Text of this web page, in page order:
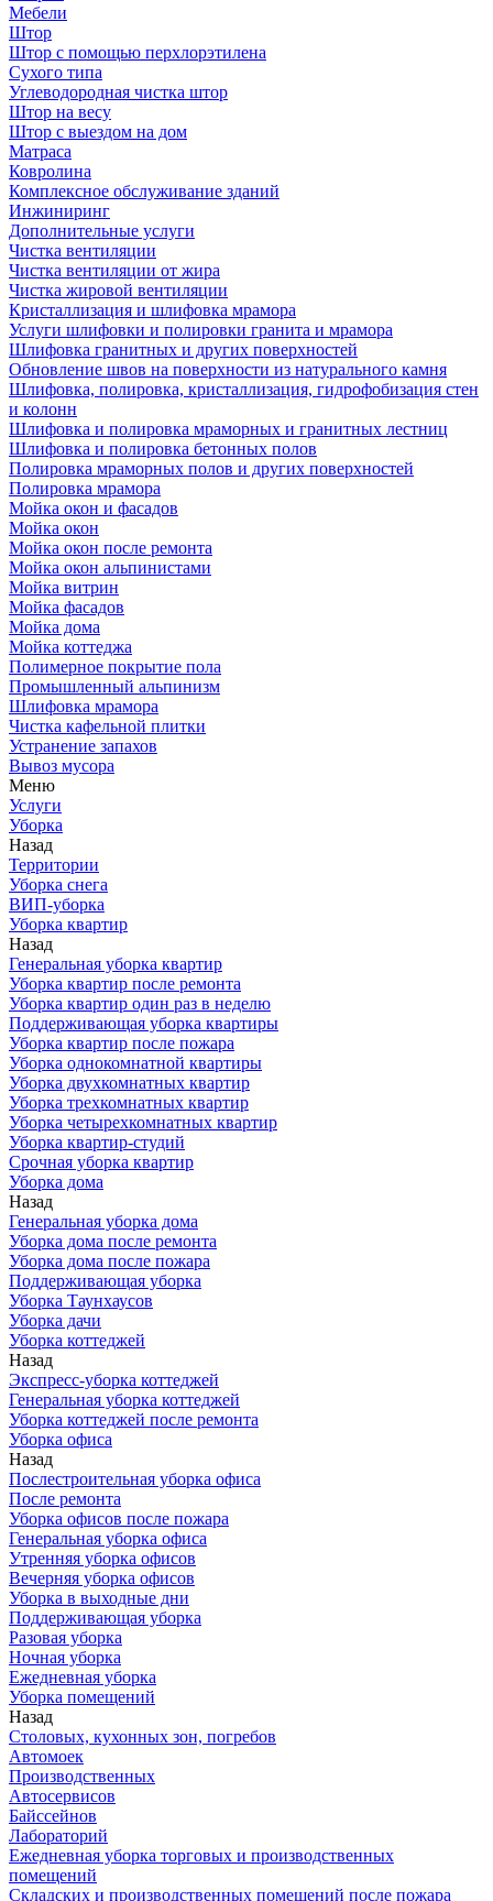
Мебели
Штор
Штор с помощью перхлорэтилена
Сухого типа
Углеводородная чистка штор
Штор на весу
Штор с выездом на дом
Матраса
Ковролина
Комплексное обслуживание зданий
Инжиниринг
Дополнительные услуги
Чистка вентиляции
Чистка вентиляции от жира
Чистка жировой вентиляции
Кристаллизация и шлифовка мрамора
Услуги шлифовки и полировки гранита и мрамора
Шлифовка гранитных и других поверхностей
Обновление швов на поверхности из натурального камня
Шлифовка, полировка, кристаллизация, гидрофобизация стен
и колонн
Шлифовка и полировка мраморных и гранитных лестниц
Шлифовка и полировка бетонных полов
Полировка мраморных полов и других поверхностей
Полировка мрамора
Мойка окон и фасадов
Мойка окон
Мойка окон после ремонта
Мойка окон альпинистами
Мойка витрин
Мойка фасадов
Мойка дома
Мойка коттеджа
Полимерное покрытие пола
Промышленный альпинизм
Шлифовка мрамора
Чистка кафельной плитки
Устранение запахов
Вывоз мусора
Меню
Услуги
Уборка
Назад
Территории
Уборка снега
ВИП-уборка
Уборка квартир
Назад
Генеральная уборка квартир
Уборка квартир после ремонта
Уборка квартир один раз в неделю
Поддерживающая уборка квартиры
Уборка квартир после пожара
Уборка однокомнатной квартиры
Уборка двухкомнатных квартир
Уборка трехкомнатных квартир
Уборка четырехкомнатных квартир
Уборка квартир-студий
Срочная уборка квартир
Уборка дома
Назад
Генеральная уборка дома
Уборка дома после ремонта
Уборка дома после пожара
Поддерживающая уборка
Уборка Таунхаусов
Уборка дачи
Уборка коттеджей
Назад
Экспресс-уборка коттеджей
Генеральная уборка коттеджей
Уборка коттеджей после ремонта
Уборка офиса
Назад
Послестроительная уборка офиса
После ремонта
Уборка офисов после пожара
Генеральная уборка офиса
Утренняя уборка офисов
Вечерняя уборка офисов
Уборка в выходные дни
Поддерживающая уборка
Разовая уборка
Ночная уборка
Ежедневная уборка
Уборка помещений
Назад
Столовых, кухонных зон, погребов
Автомоек
Производственных
Автосервисов
Байссейнов
Лабораторий
Ежедневная уборка торговых и производственных
помещений
Складских и производственных помещений после пожара